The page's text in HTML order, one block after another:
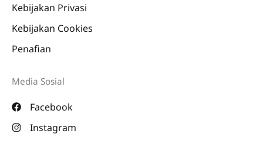
Kebijakan Privasi
Kebijakan Cookies
Penafian
Media Sosial
Facebook
Instagram